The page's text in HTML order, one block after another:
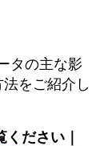
タの主な影
をご紹介し
ださい｜